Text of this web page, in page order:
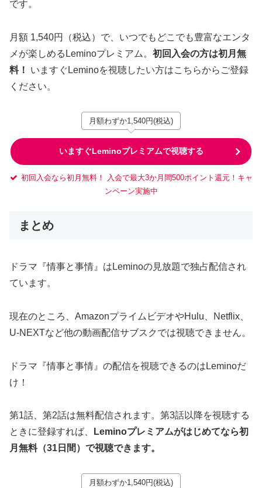
です。
月額 1,540円（税込）で、いつでもどこでも豊富なエンタ
メが楽しめるLeminoプレミアム。 初回入会の方は初月無
料！
いますぐLeminoを視聴したい方はこちらからご登録
ください。
月額わずか1,540円(税込)
いますぐLeminoプレミアムで視聴する
初回入会なら初月無料！ 入会で最大3か月間500ポイント還元！キャ
ンペーン実施中
まとめ
ドラマ『情事と事情』はLeminoの見放題で独占配信され
ています。
現在のところ、AmazonプライムビデオやHulu、Netflix、
U-NEXTなど他の動画配信サブスクでは視聴できません。
ドラマ『情事と事情』の配信を視聴できるのはLeminoだ
け！
第1話、第2話は無料配信されます。第3話以降を視聴する
ときに登録すれば、
Leminoプレミアムがはじめてなら初
月無料（31日間）で視聴できます。
月額わずか1,540円(税込)